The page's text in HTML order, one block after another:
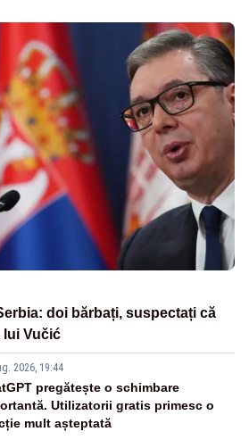
doi bărbați, suspectați că
lui Vučić
2026, 19:44
pregătește o schimbare
Utilizatorii gratis primesc o
mult așteptată